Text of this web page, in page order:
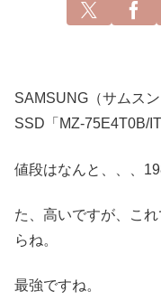
SAMSUNG（サムス
SSD「MZ-75E4T0B/
値段はなんと、、、
た、高いですが、こ
らね。
最強ですね。